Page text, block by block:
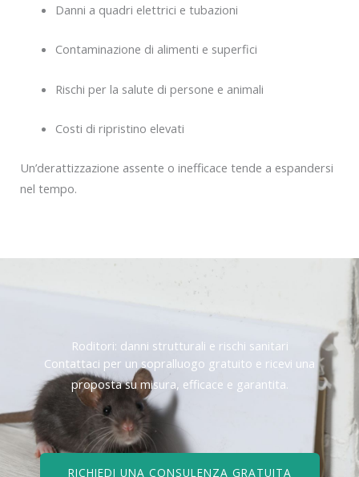
Danni a quadri elettrici e tubazioni
Contaminazione di alimenti e superfici
Rischi per la salute di persone e animali
Costi di ripristino elevati
Un’derattizzazione assente o inefficace tende a espandersi
nel tempo.
Roditori: danni strutturali e rischi sanitari
Contattaci per un sopralluogo gratuito e ricevi una
proposta su misura, efficace e garantita.
RICHIEDI UNA CONSULENZA GRATUITA